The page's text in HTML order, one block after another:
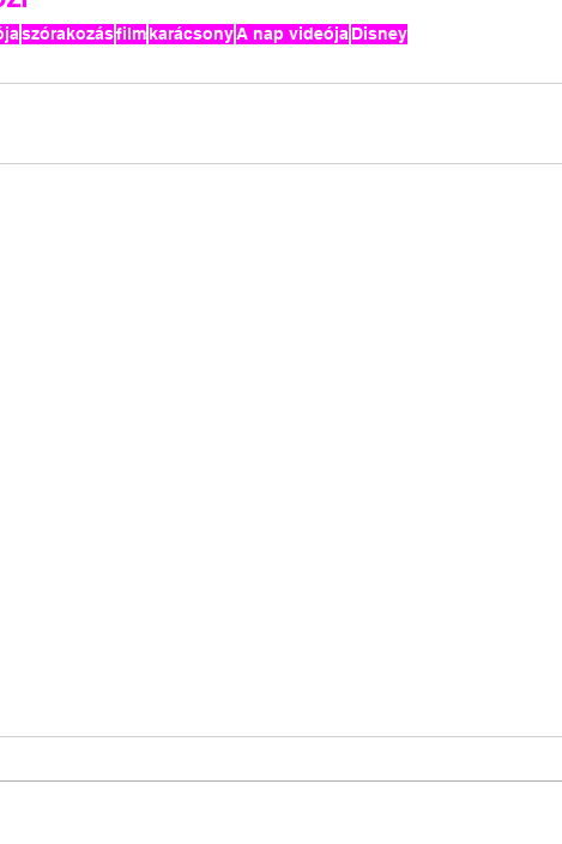
szórakozásfilm karácsonyA nap videója Disney